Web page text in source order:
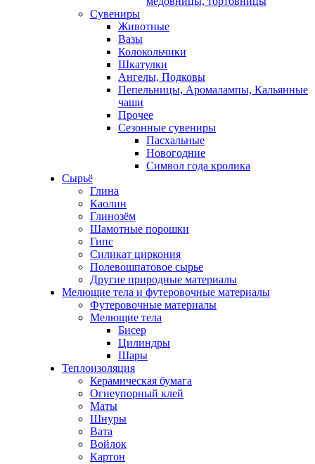
Сувениры
Животные
Вазы
Колокольчики
Шкатулки
Ангелы, Подковы
Пепельницы, Аромалампы, Кальянные
чаши
Прочее
Сезонные сувениры
Пасхальные
Новогодние
Символ года кролика
Сырьё
Глина
Каолин
Глинозём
Шамотные порошки
Гипс
Силикат циркония
Полевошпатовое сырье
Другие природные материалы
Мелющие тела и футеровочные материалы
Футеровочные материалы
Мелющие тела
Бисер
Цилиндры
Шары
Теплоизоляция
Керамическая бумага
Огнеупорный клей
Маты
Шнуры
Вата
Войлок
Картон